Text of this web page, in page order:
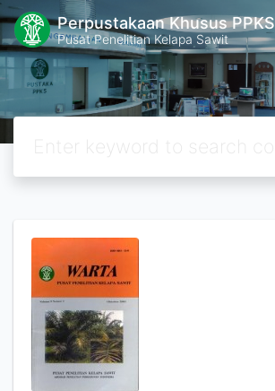
Perpustakaan Khusus PPKS
Pusat Penelitian Kelapa Sawit